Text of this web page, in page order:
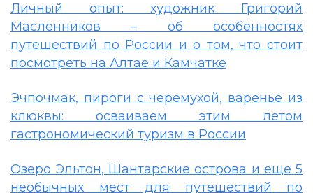
Личный опыт: художник Григорий
Масленников – об особенностях
путешествий по России и о том, что стоит
посмотреть на Алтае и Камчатке
Эчпочмак, пироги с черемухой, варенье из
клюквы: осваиваем этим летом
гастрономический туризм в России
Озеро Эльтон, Шантарские острова и еще 5
необычных мест для путешествий по